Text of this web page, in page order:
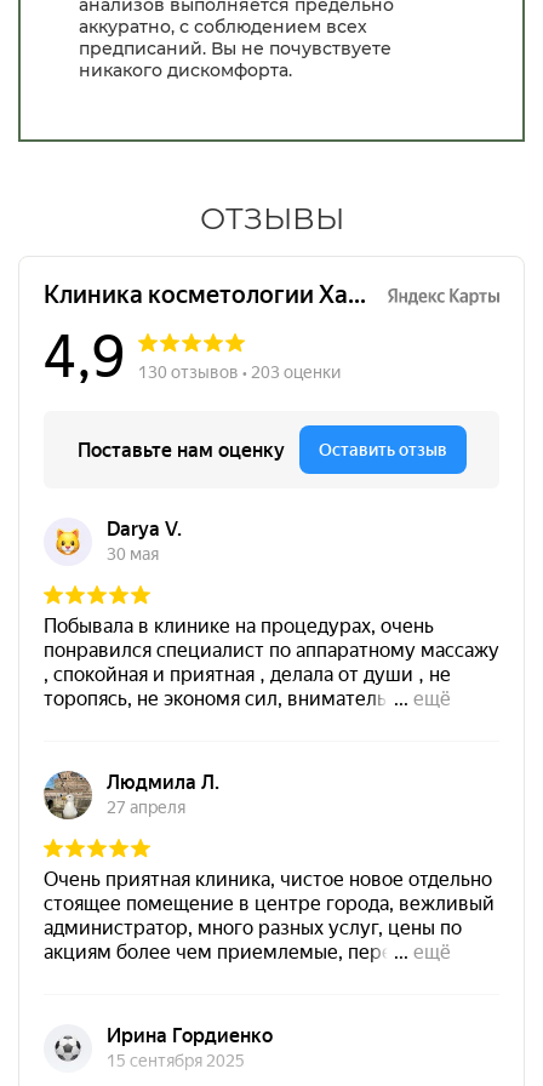
анализов выполняется предельно
аккуратно, с соблюдением всех
предписаний. Вы не почувствуете
никакого дискомфорта.
ОТЗЫВЫ